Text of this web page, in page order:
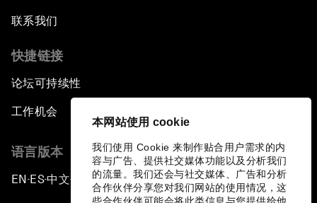
本网站使用 cookie
我们使用 Cookie 来制作贴合用户需求的内
容与广告、提供社交媒体功能以及分析我们
的流量。我们还会与社交媒体、广告和分析
合作伙伴分享您对我们网站的使用情况，这
联系我们
快捷链接
论坛可持续性
工作机会
语言版本
EN ▪ES▪中文▪ 日本語